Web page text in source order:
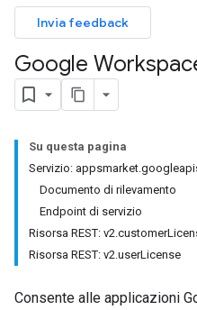
Invia feedback
Google
Su questa pagina
Servizio:
Documento di rilevamento
Endpoint di servizio
Risorsa REST:
Risorsa REST: v2.userLicense
Consente alle applicazioni